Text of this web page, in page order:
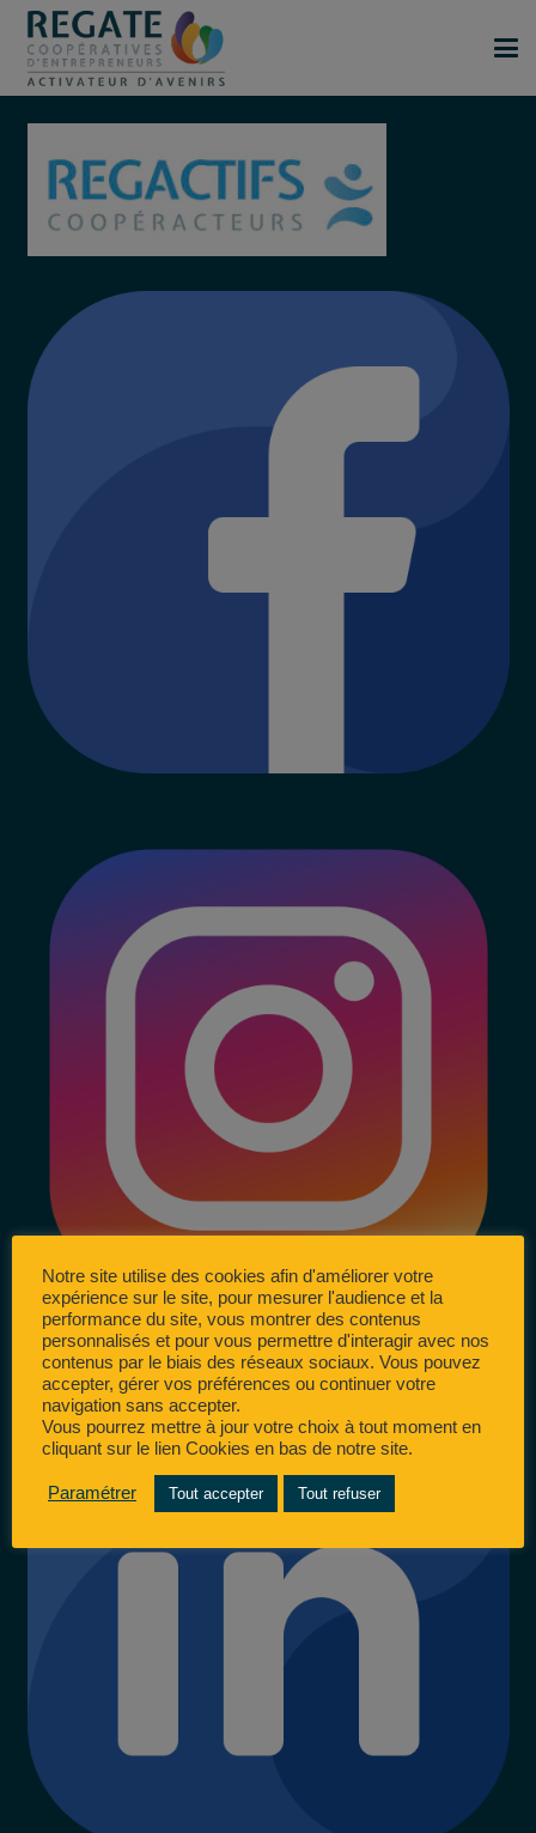
Notre site utilise des cookies afin d'améliorer votre
expérience sur le site, pour mesurer l'audience et la
performance du site, vous montrer des contenus
personnalisés et pour vous permettre d'interagir avec nos
contenus par le biais des réseaux sociaux. Vous pouvez
accepter, gérer vos préférences ou continuer votre
navigation sans accepter.
Vous pourrez mettre à jour votre choix à tout moment en
cliquant sur le lien Cookies en bas de notre site.
Paramétrer Tout accepter Tout refuser